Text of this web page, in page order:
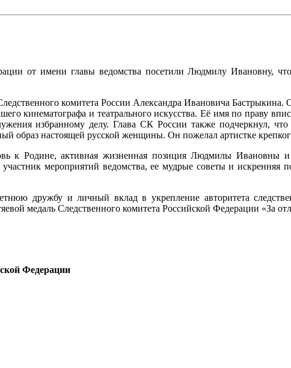
от имени главы ведомства посетили Людмилу Ивановну,
комитета России Александра Ивановича
кинематографа и театрального искусства. Её имя по праву
избранному делу. Глава СК России также подчеркнул,
образ настоящей русской женщины. Он пожелал артистке
к Родине, активная жизненная позиция Людмилы Ивановны и
мероприятий ведомства, ее мудрые советы и искренняя
дружбу и личный вклад в укрепление авторитета
медаль Следственного комитета Российской Федерации «За
Федерации